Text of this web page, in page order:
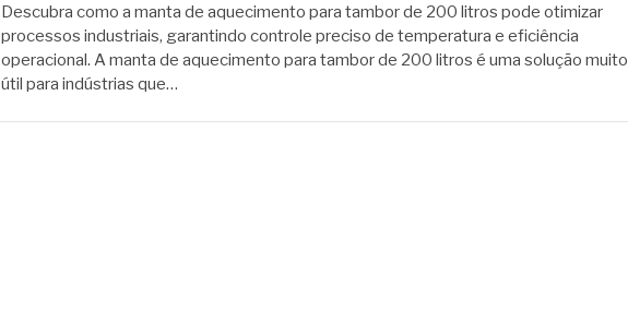
Descubra como a manta de aquecimento para tambor de 200 litros pode otimizar
processos industriais, garantindo controle preciso de temperatura e eficiência
operacional. A manta de aquecimento para tambor de 200 litros é uma solução muito
útil para indústrias que…